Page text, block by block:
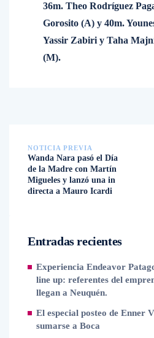
36m. Theo Rodríguez
Gorosito (A) y 40m.
Yassir Zabiri y Taha
(M).
NOTICIA PREVIA
Wanda Nara pasó el Día
de la Madre con Martín
Migueles y lanzó una in
directa a Mauro Icardi
Entradas recientes
Experiencia Endeavor
line up: referentes del
llegan a Neuquén.
El especial posteo de Enner
sumarse a Boca